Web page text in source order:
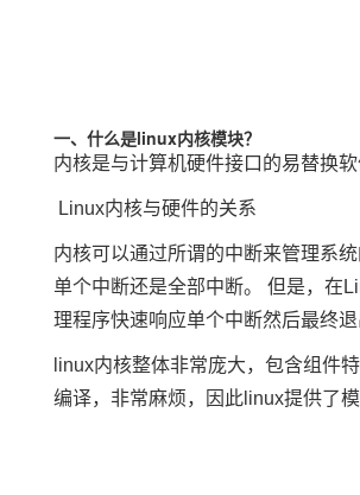
一、什么是linux内核模块？
内核是与计算机硬件接口的易替换
Linux内核与硬件的关系
内核可以通过所谓的中断来管理系
单个中断还是全部中断。 但是，在
理程序快速响应单个中断然后最终退
linux内核整体非常庞大，包含组件
编译，非常麻烦，因此linux提供了